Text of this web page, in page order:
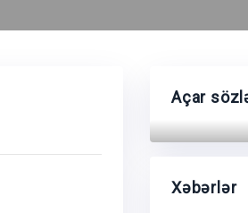
Açar
Xəbərlər